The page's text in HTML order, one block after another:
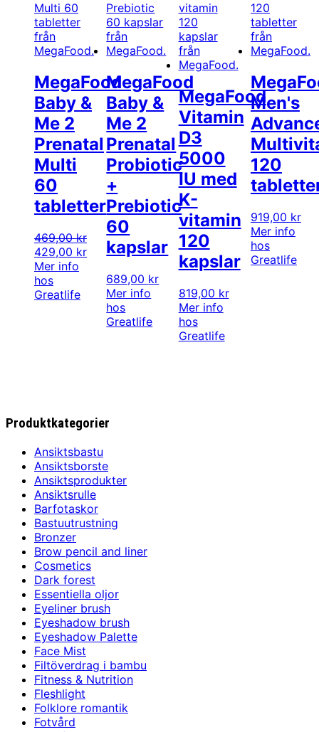
MegaFood
Baby &
Me 2
Prenatal
Multi
60
tabletter
469,00kr
Det
ursprungliga
priset
var:
429,00 krDet
priset
429,00 kr.
Mer info
hos
Greatlife
MegaFood
Baby &
Me 2
Prenatal
Probiotic
+
Prebiotic
60
kapslar
689,00 kr
Mer info
hos
Greatlife
MegaFood
Vitamin
D3
5000
IU med
K-
vitamin
120
kapslar
819,00 kr
Mer info
hos
Greatlife
Men's
120
919,00 kr
Mer info
hos
Greatlife
Produktkategorier
Ansiktsbastu
Ansiktsborste
Ansiktsprodukter
Ansiktsrulle
Barfotaskor
Bastuutrustning
Bronzer
Brow pencil and liner
Cosmetics
Dark forest
Essentiella oljor
Eyeliner brush
Eyeshadow brush
Eyeshadow Palette
Face Mist
Filtöverdrag i bambu
Fitness & Nutrition
Fleshlight
Folklore romantik
Fotvård